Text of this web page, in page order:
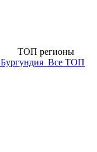
ТОП регионы
Бургундия Все ТОП